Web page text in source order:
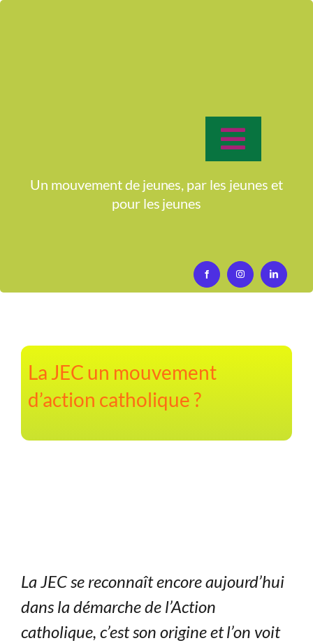
Toggle
Accueil
Contact
Un mouvement de jeunes, par les jeunes et
pour les jeunes
La JEC un mouvement
d’action catholique ?
La JEC se reconnaît encore aujourd’hui
dans la démarche de l’Action
catholique, c’est son origine et l’on voit